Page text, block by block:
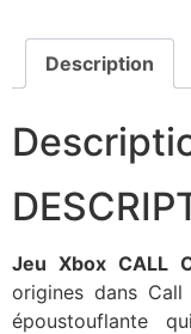
Description
Jeu Xbox CALL
origines dans
époustouflante